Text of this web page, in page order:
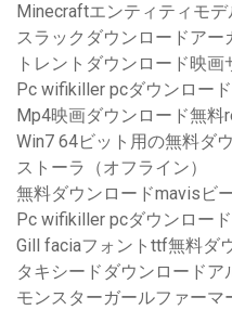
Minecraftエンティティモ
スラックダウンロードアー
トレントダウンロード映画
Pc wifikiller pcダウンロード
Mp4映画ダウンロード無料
Win7 64ビット用の無料ダ
ストーラ（オフライン）
無料ダウンロードmavisビ
Pc wifikiller pcダウンロード
Gill faciaフォントttf無料ダ
タキシードダウンロードア
モンスターガールファーマ